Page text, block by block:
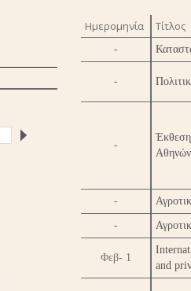
Ημερομηνία Τίτλος
-
-
-
-
-
Φεβ- 1
and